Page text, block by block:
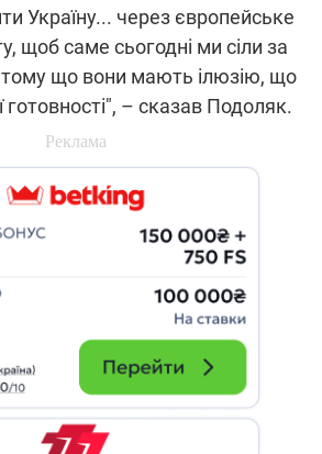
Україну... через європейське
щоб саме сьогодні ми сіли за
тому що вони мають ілюзію, що
готовності", – сказав Подоляк.